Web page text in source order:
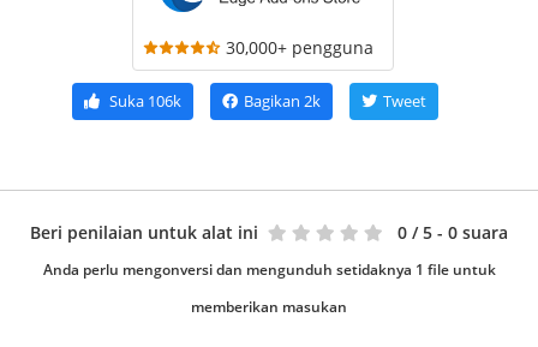
30,000+ pengguna
Suka106k Bagikan 2k Tweet
Beri penilaian untuk alat ini 0 / 5 - 0 suara
Anda perlu mengonversi dan mengunduh setidaknya 1 file untuk
memberikan masukan